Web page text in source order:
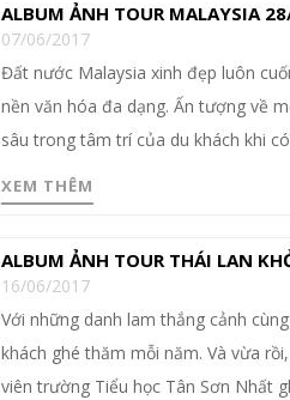
ALBUM ẢNH TOUR MALAYSIA
07/06/2017
Đất nước Malaysia xinh đẹp luôn
nền văn hóa đa dạng. Ấn tượng về
sâu trong tâm trí của du khách khi
XEM THÊM
ALBUM ẢNH TOUR THÁI LAN
16/06/2017
Với những danh lam thắng cảnh
khách ghé thăm mỗi năm. Và vừa
viên trường Tiểu học Tân Sơn Nhất